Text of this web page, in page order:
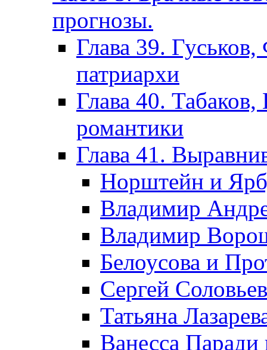
прогнозы.
Глава 39.
патриархи
Глава 40.
романтики
Глава 41.
Норштейн и
Владимир
Владимир
Белоусова и
Сергей
Татьяна
Ванесса